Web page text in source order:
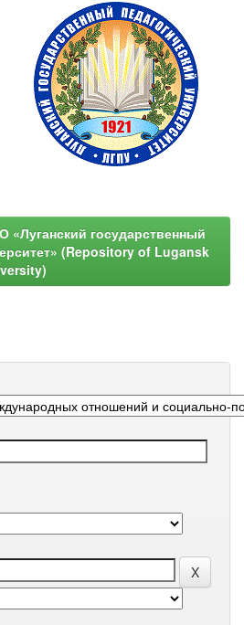
«Луганский государственный
(Repository of Lugansk